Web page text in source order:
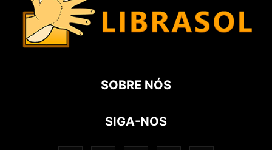
SOBRE NÓS
SIGA-NOS